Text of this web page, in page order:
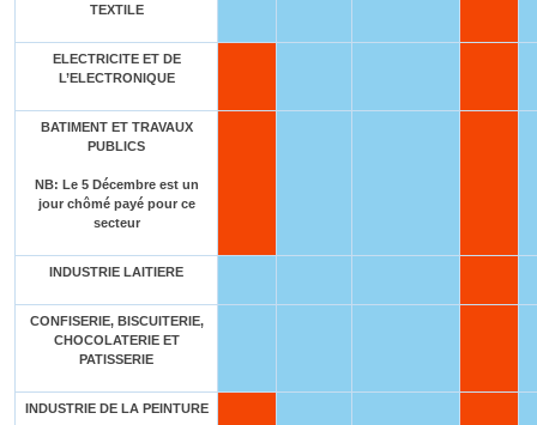
TEXTILE
ELECTRICITE ET DE
L’ELECTRONIQUE
BATIMENT ET TRAVAUX
PUBLICS
NB: Le 5 Décembre est un
jour chômé payé pour ce
secteur
INDUSTRIE LAITIERE
CONFISERIE, BISCUITERIE,
CHOCOLATERIE ET
PATISSERIE
INDUSTRIE DE LA PEINTURE